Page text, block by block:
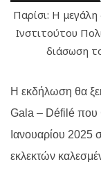
Παρίσι: Η
Ινστιτούτου
διάσωση
Η εκδήλωση θα
Gala – Défilé που
Ιανουαρίου 2025
εκλεκτών